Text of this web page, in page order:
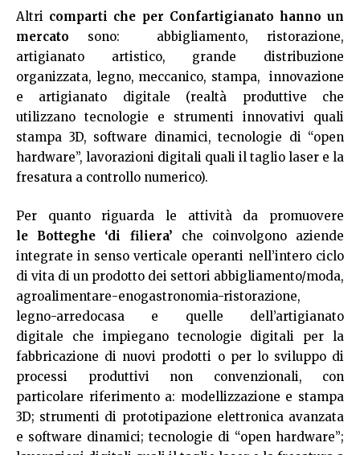
Altri comparti che per Confartigianato hanno un
mercato sono: abbigliamento, ristorazione,
artigianato artistico, grande distribuzione
organizzata, legno, meccanico, stampa, innovazione
e artigianato digitale (realtà produttive che
utilizzano tecnologie e strumenti innovativi quali
stampa 3D, software dinamici, tecnologie di “open
hardware”, lavorazioni digitali quali il taglio laser e la
fresatura a controllo numerico).
Per quanto riguarda le attività da promuovere
le Botteghe ‘di filiera’ che coinvolgono aziende
integrate in senso verticale operanti nell’intero ciclo
di vita di un prodotto dei settori abbigliamento/moda,
agroalimentare-enogastronomia-ristorazione,
legno-arredocasa e quelle dell’artigianato
digitale che impiegano tecnologie digitali per la
fabbricazione di nuovi prodotti o per lo sviluppo di
processi produttivi non convenzionali, con
particolare riferimento a: modellizzazione e stampa
3D; strumenti di prototipazione elettronica avanzata
e software dinamici; tecnologie di “open hardware”;